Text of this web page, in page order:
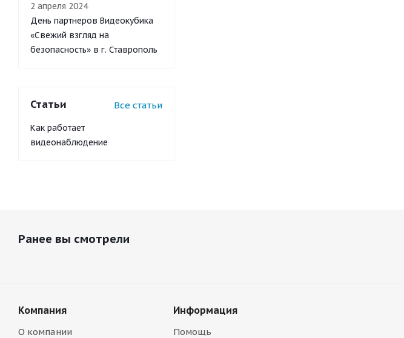
2 апреля 2024
День партнеров Видеокубика
«Свежий взгляд на
безопасность» в г. Ставрополь
Статьи Все статьи
Как работает
видеонаблюдение
Ранее вы смотрели
Компания
О компании
Информация
Помощь